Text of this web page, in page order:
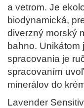
a vetrom. Je
biodynamická,
diverzný morský
bahno. Unikátom
spracovania je
spracovaním
minerálov do
Lavender